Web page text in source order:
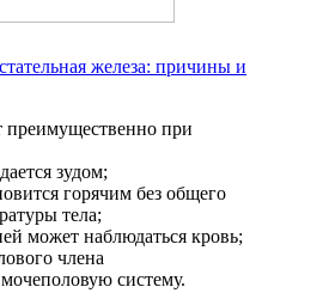
железа: причины и
преимущественно при
зудом;
горячим без общего
тела;
может наблюдаться кровь;
члена
систему.